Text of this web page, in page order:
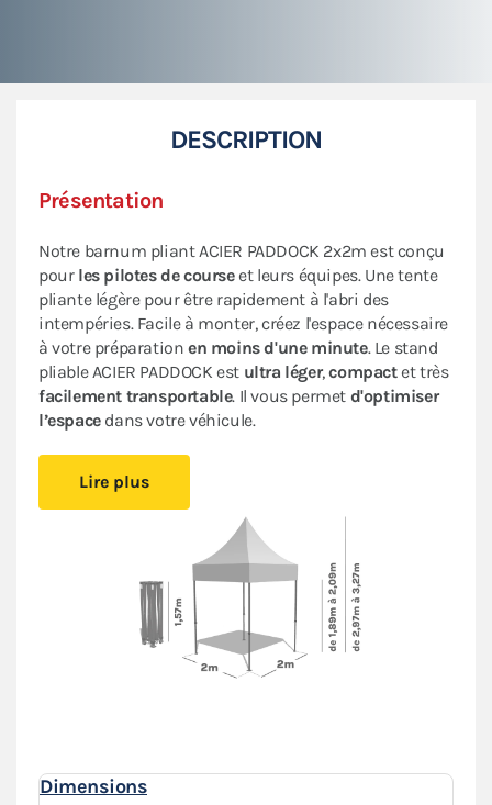
DESCRIPTION
Présentation
Notre barnum pliant ACIER PADDOCK 2x2m est conçu
pour les pilotes de courseet leurs équipes. Une tente
pliante légère pour être rapidement à l'abri des
intempéries. Facile à monter, créez l'espace nécessaire
à votre préparation en moins d'une minute. Le stand
pliable ACIER PADDOCK est ultra léger,compactet très
facilement transportable. Il vous permet d'optimiser
l’espacedans votre véhicule.
100 % étancheen Oxford enduction PVC. Dotée d’une
armature en acier, elle est protégée par une
pour une meilleure tenue dans le temps.
Ce barnum pliant bénéficie d’unexcellent rapport
. Il vous suivra dans toutes vos
compétitions : auto, moto, kart, enduro, motocross…
Les stands racing paddocks'assemblent, se modulent
et s'adaptent à tous vos besoins
Lire plus
Dimensions